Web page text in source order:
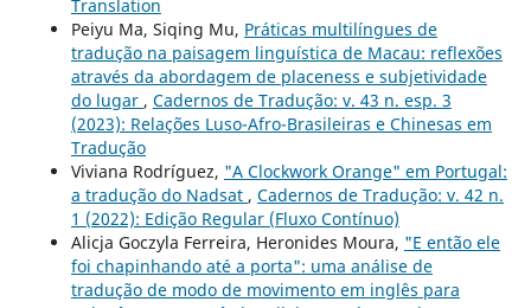
Translation
Peiyu Ma, Siqing Mu, Práticas multilíngues de
tradução na paisagem linguística de Macau: reflexões
através da abordagem de placeness e subjetividade
do lugar , Cadernos de Tradução: v. 43 n. esp. 3
(2023): Relações Luso-Afro-Brasileiras e Chinesas em
Tradução
Viviana Rodríguez, "A Clockwork Orange" em Portugal:
a tradução do Nadsat , Cadernos de Tradução: v. 42 n.
1 (2022): Edição Regular (Fluxo Contínuo)
Alicja Goczyla Ferreira, Heronides Moura, "E então ele
foi chapinhando até a porta": uma análise de
tradução de modo de movimento em inglês para